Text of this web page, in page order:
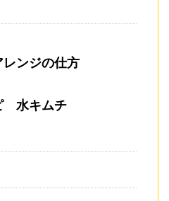
ンジの仕方
水キムチ